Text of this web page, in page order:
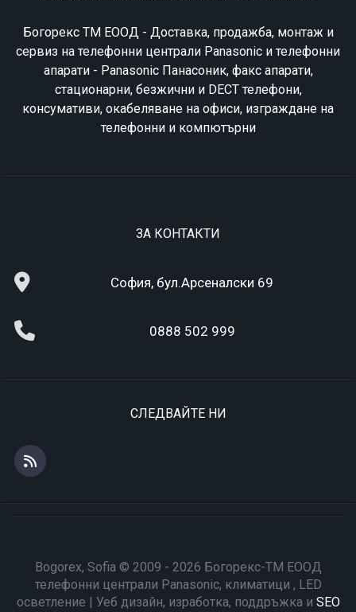
Богорекс ТМ ЕООД - Доставка, продажба, монтаж и
сервиз на телефонни централи Panasonic и телефонни
апарати - Panasonic Панасоник, факс апарати,
стационарни, безжични и DECT телефони,
консумативи, окабеляване на офиси, изграждане на
телефонни и компютърни
ЗА КОНТАКТИ
София, бул.Арсеналски 69
0888 502 999
СЛЕДВАЙТЕ НИ
Bogorex, Sofia © 2009 - 2026 Богорекс-ТМ ЕООД
телефонни централи Panasonic, климатици , LED
осветление | Уеб дизайн, изработка, поддръжка и SEO